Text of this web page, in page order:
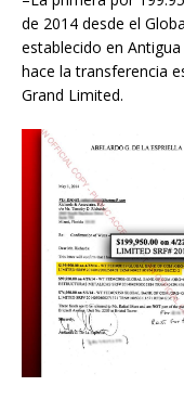
de 2014 desde el
establecido en
hace la transferencia
Grand Limited.